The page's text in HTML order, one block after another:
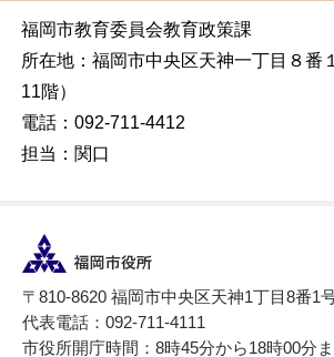
福岡市教育委員会教育政策課
所在地：福岡市中央区天神一丁目８番
11階）
電話：092‐711-4412
担当：関口
〒810-8620 福岡市中央区天神1丁目8番1
代表電話：092-711-4111
市役所開庁時間：8時45分から18時00分